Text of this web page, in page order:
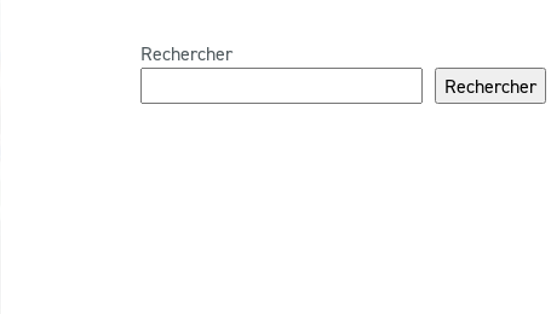
Rechercher
Rechercher